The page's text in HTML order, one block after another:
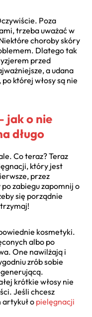
Poza
trzeba uważać w
choroby skóry
Dlatego tak
przed
a udana
której włosy są nie
jak o nie
długo
Co teraz? Teraz
który jest
przez
zabiegu zapomnij o
się porządnie
kosmetyki.
albo po
One nawilżają i
zrób sobie
krótkie włosy nie
Jeśli chcesz
o pielęgnacji